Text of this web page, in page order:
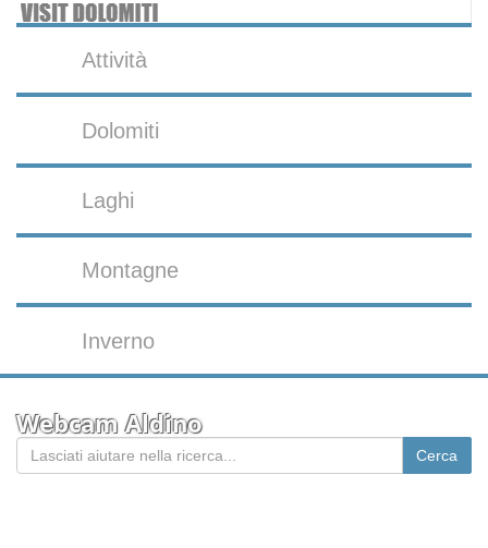
Attività
Dolomiti
Laghi
Montagne
Inverno
Webcam Aldino